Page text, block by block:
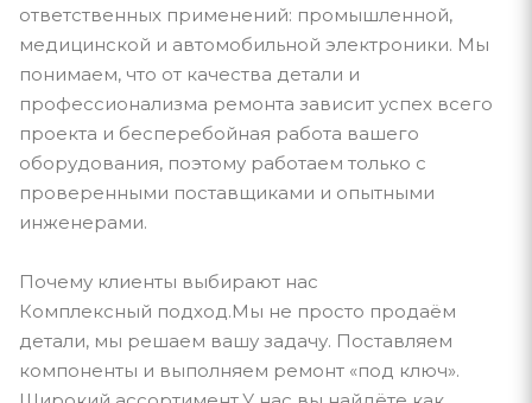
ответственных применений: промышленной,
медицинской и автомобильной электроники. Мы
понимаем, что от качества детали и
профессионализма ремонта зависит успех всего
проекта и бесперебойная работа вашего
оборудования, поэтому работаем только с
проверенными поставщиками и опытными
инженерами.
Почему клиенты выбирают нас
Комплексный подход.Мы не просто продаём
детали, мы решаем вашу задачу. Поставляем
компоненты и выполняем ремонт «под ключ».